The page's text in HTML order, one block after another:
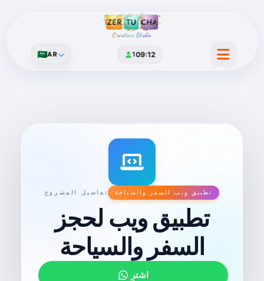
Creative Studio
109:12
🇸🇦AR
تفاصيل المشروع تطبيق ويب للسفر والسياحة
تطبيق ويب لحجز
السفر والسياحة
اشترِ